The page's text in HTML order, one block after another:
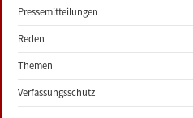
Pressemitteilungen
Reden
Themen
Verfassungsschutz